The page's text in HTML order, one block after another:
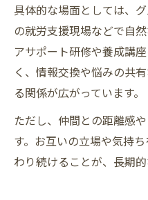
具体的な場面としては、
の就労支援現場などで自
アサポート研修や養成講
く、情報交換や悩みの共
る関係が広がっています。
ただし、仲間との距離感
す。お互いの立場や気持
わり続けることが、長期